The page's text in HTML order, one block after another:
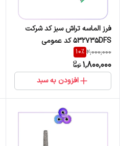
فرز الماسه تراش سبز کد شرکت
532735DFS کد عمومی
909/068/042
2,000,000
10%
1,800,000
افزودن به سبد